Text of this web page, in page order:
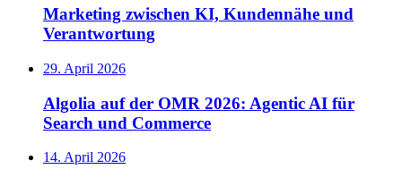
Marketing zwischen KI, Kundennähe und
Verantwortung
29. April 2026
Algolia auf der OMR 2026: Agentic AI für
Search und Commerce
14. April 2026